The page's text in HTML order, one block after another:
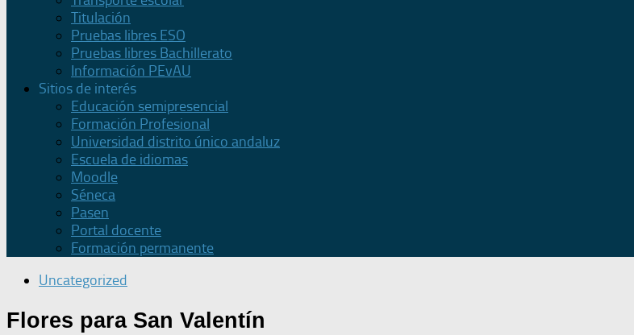
Titulación
Pruebas libres ESO
Pruebas libres Bachillerato
Información PEvAU
Sitios de interés
Educación semipresencial
Formación Profesional
Universidad distrito único andaluz
Escuela de idiomas
Moodle
Séneca
Pasen
Portal docente
Formación permanente
Uncategorized
Flores para San Valentín